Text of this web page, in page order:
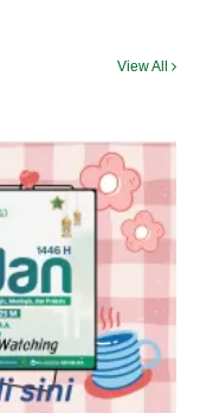
View All